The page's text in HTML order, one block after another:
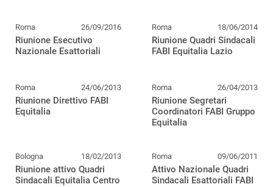
Roma 26/09/2016
Riunione Esecutivo
Nazionale Esattoriali
Roma 18/06/2014
Riunione Quadri Sindacali
FABI Equitalia Lazio
Roma 24/06/2013
Riunione Direttivo FABI
Equitalia
Roma 26/04/2013
Riunione Segretari
Coordinatori FABI Gruppo
Equitalia
Bologna 18/02/2013
Riunione attivo Quadri
Sindacali Equitalia Centro
Roma 09/06/2011
Attivo Nazionale Quadri
Sindacali Esattoriali FABI